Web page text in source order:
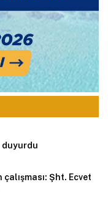
duyurdu
Şht. Ecvet